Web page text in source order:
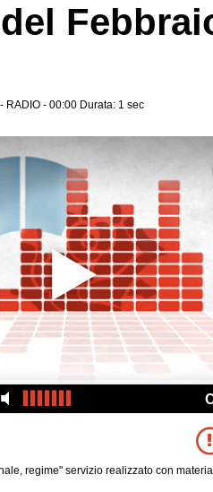
RADIO - 00:00 Durata: 1 sec
regime" servizio realizzato con